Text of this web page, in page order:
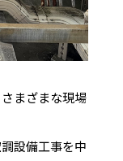
まざまな現場
設備工事を中